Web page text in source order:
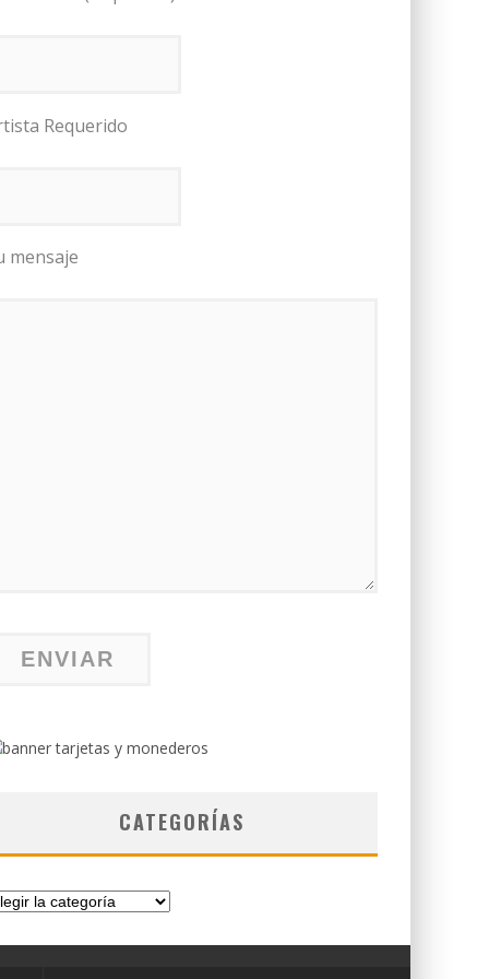
Requerido
mensaje
CATEGORÍAS